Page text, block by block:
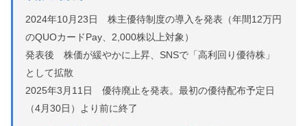
2024年10月23日 株主優待制度の導入を発表（年間12万円
のQUOカードPay、2,000株以上対象）
発表後 株価が緩やかに上昇、SNSで「高利回り優待株」
として拡散
2025年3月11日 優待廃止を発表。最初の優待配布予定日
（4月30日）より前に終了